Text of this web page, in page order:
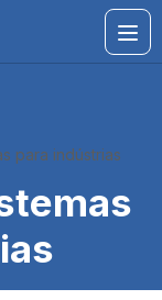
para indústrias